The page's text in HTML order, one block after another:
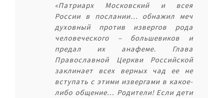
«Патриарх Московский и всея
России в послании… обнажил меч
духовный против извергов рода
человеческого – большевиков и
предал их анафеме. Глава
Православной Церкви Российской
заклинает всех верных чад ее не
вступать с этими извергами в какое-
либо общение... Родители! Если дети